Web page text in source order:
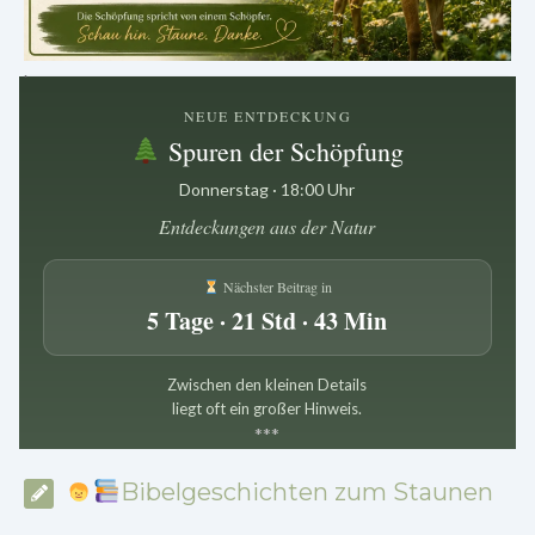
.
NEUE ENTDECKUNG
Spuren der Schöpfung
Donnerstag · 18:00 Uhr
Entdeckungen aus der Natur
Nächster Beitrag in
5 Tage · 21 Std · 43 Min
Zwischen den kleinen Details
liegt oft ein großer Hinweis.
***
Bibelgeschichten zum Staunen